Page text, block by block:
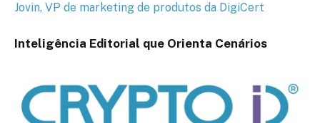
Jovin, VP de marketing de produtos da DigiCert
Inteligência Editorial que Orienta Cenários